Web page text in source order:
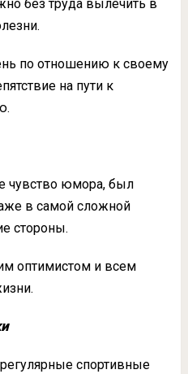
без труда вылечить в
по отношению к своему
на пути к
чувство юмора, был
в самой сложной
стороны.
оптимистом и всем
спортивные